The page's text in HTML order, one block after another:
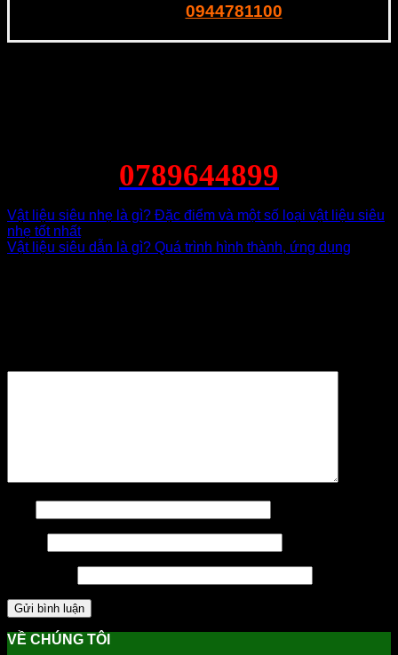
0944781100
0789644899
Vật liệu siêu nhẹ là gì? Đặc điểm và một số loại vật liệu siêu
nhẹ tốt nhất
Vật liệu siêu dẫn là gì? Quá trình hình thành, ứng dụng
VỀ CHÚNG TÔI